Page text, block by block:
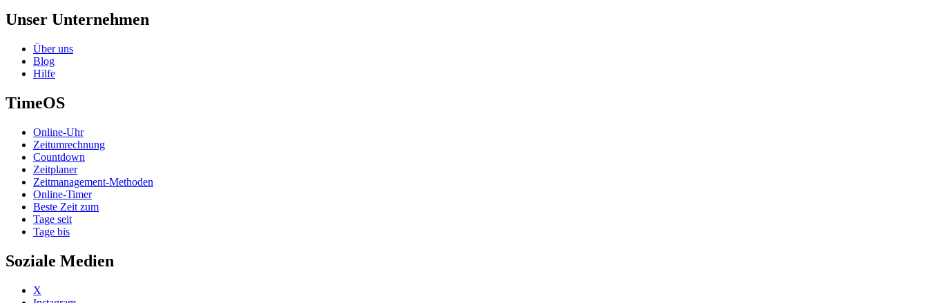
Unser Unternehmen
Über uns
Blog
Hilfe
TimeOS
Online-Uhr
Zeitumrechnung
Countdown
Zeitplaner
Zeitmanagement-Methoden
Online-Timer
Beste Zeit zum
Tage seit
Tage bis
Soziale Medien
X